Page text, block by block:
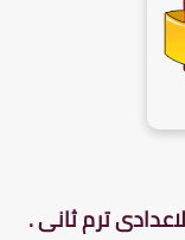
ترم ثانى .